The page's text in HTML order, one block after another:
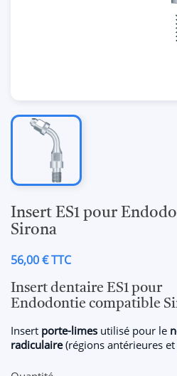
Insert ES1 pour
Sirona
56,00 € TTC
Insert dentaire ES1 pour
Endodontie compatible
Insert porte-limes utilisé pour le
radiculaire(régions antérieures